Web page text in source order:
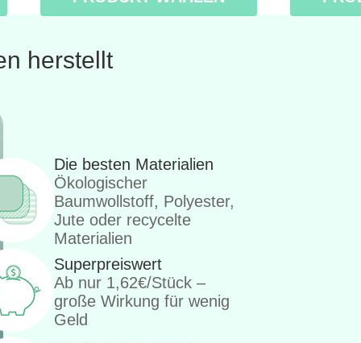
herstellt
Die besten Materialien
Ökologischer
Baumwollstoff, Polyester,
Jute oder recycelte
Materialien
Superpreiswert
Ab nur 1,62€/Stück –
große Wirkung für wenig
Geld